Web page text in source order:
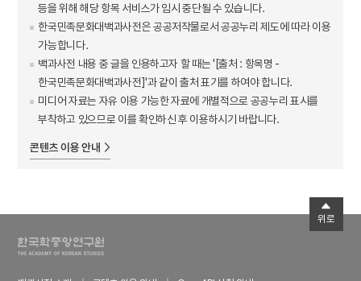
등을 위해 해당 항목 서비스가 임시 중단될 수 있습니다.
한국민족문화대백과사전은 공공저작물로서 공공누리 제도에 따라 이용
가능합니다.
백과사전 내용 중 글을 인용하고자 할 때는 '[출처 : 항목명 -
한국민족문화대백과사전]'과 같이 출처 표기를 하여야 합니다.
미디어 자료는 자유 이용 가능한 자료에 개별적으로 공공누리 표시를
부착하고 있으므로 이를 확인하신 후 이용하시기 바랍니다.
콘텐츠 이용 안내
위로